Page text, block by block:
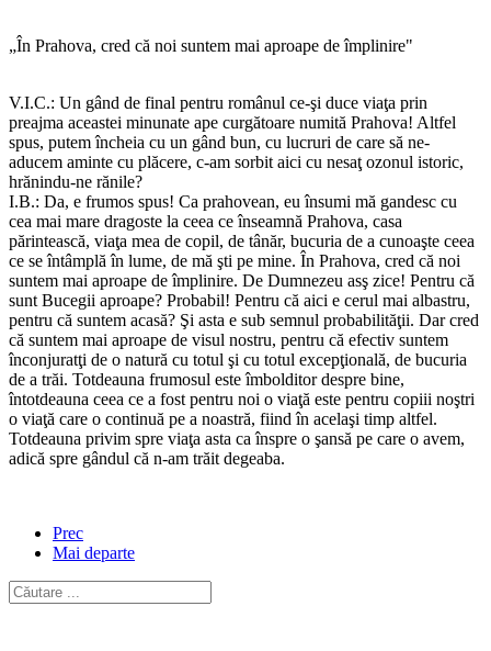
„În Prahova, cred că noi suntem mai aproape de împlinire"
V.I.C.: Un gând de final pentru românul ce-şi duce viaţa prin
preajma aceastei minunate ape curgătoare numită Prahova! Altfel
spus, putem încheia cu un gând bun, cu lucruri de care să ne-
aducem aminte cu plăcere, c-am sorbit aici cu nesaţ ozonul istoric,
hrănindu-ne rănile?
I.B.: Da, e frumos spus! Ca prahovean, eu însumi mă gandesc cu
cea mai mare dragoste la ceea ce înseamnă Prahova, casa
părintească, viaţa mea de copil, de tânăr, bucuria de a cunoaşte ceea
ce se întâmplă în lume, de mă şti pe mine. În Prahova, cred că noi
suntem mai aproape de împlinire. De Dumnezeu asş zice! Pentru că
sunt Bucegii aproape? Probabil! Pentru că aici e cerul mai albastru,
pentru că suntem acasă? Şi asta e sub semnul probabilităţii. Dar cred
că suntem mai aproape de visul nostru, pentru că efectiv suntem
înconjuratţi de o natură cu totul şi cu totul excepţională, de bucuria
de a trăi. Totdeauna frumosul este îmbolditor despre bine,
întotdeauna ceea ce a fost pentru noi o viaţă este pentru copiii noştri
o viaţă care o continuă pe a noastră, fiind în acelaşi timp altfel.
Totdeauna privim spre viaţa asta ca înspre o şansă pe care o avem,
adică spre gândul că n-am trăit degeaba.
Prec
Mai departe